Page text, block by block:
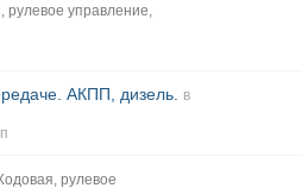
рулевое управление,
АКПП, дизель.
в
рулевое